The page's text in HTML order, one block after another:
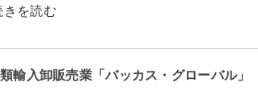
を読む
入卸販売業「バッカス・グローバル」